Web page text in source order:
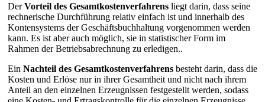
DerVorteil des Gesamtkostenverfahrens liegt darin, dass seine
rechnerische Durchführung relativ einfach ist und innerhalb des
Kontensystems der Geschäftsbuchhaltung vorgenommen werden
kann. Es ist aber auch möglich, sie in statistischer Form im
Rahmen der Betriebsabrechnung zu erledigen..
Ein Nachteil des Gesamtkostenverfahrens besteht darin, dass die
Kosten und Erlöse nur in ihrer Gesamtheit und nicht nach ihrem
Anteil an den einzelnen Erzeugnissen festgestellt werden, sodass